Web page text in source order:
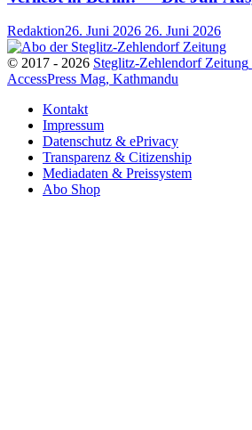
Redaktion26. Juni 2026 26. Juni 2026
© 2017 - 2026 Steglitz-Zehlendorf Zeitung
AccessPress Mag, Kathmandu
Kontakt
Impressum
Datenschutz & ePrivacy
Transparenz & Citizenship
Mediadaten & Preissystem
Abo Shop